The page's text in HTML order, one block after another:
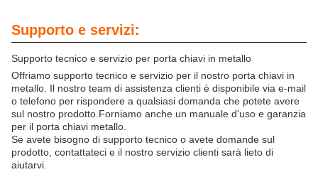
Supporto e servizi:
Supporto tecnico e servizio per porta chiavi in metallo
Offriamo supporto tecnico e servizio per il nostro porta chiavi in
metallo. Il nostro team di assistenza clienti è disponibile via e-mail
o telefono per rispondere a qualsiasi domanda che potete avere
sul nostro prodotto.Forniamo anche un manuale d'uso e garanzia
per il porta chiavi metallo.
Se avete bisogno di supporto tecnico o avete domande sul
prodotto, contattateci e il nostro servizio clienti sarà lieto di
aiutarvi.